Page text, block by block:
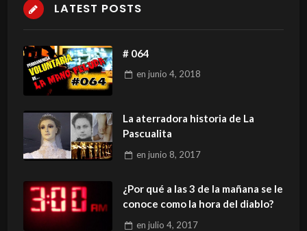
LATEST POSTS
# 064
en junio 4, 2018
La aterradora historia de La
Pascualita
en junio 8, 2017
¿Por qué a las 3 de la mañana se le
conoce como la hora del diablo?
en julio 4, 2017